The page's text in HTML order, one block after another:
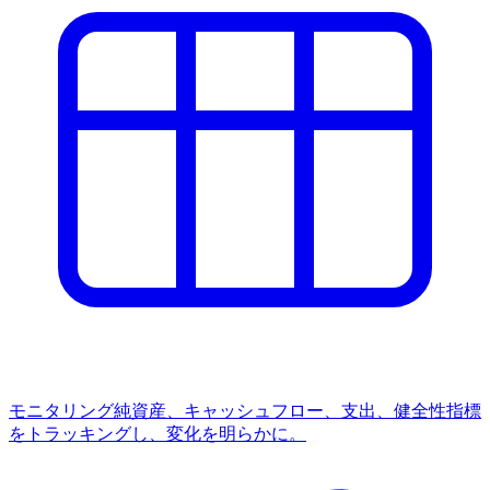
モニタリング純資産、キャッシュフロー、支出、健全性指標
をトラッキングし、変化を明らかに。